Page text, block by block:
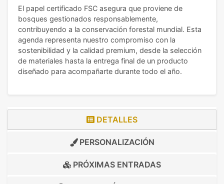
El papel certificado FSC asegura que proviene de
bosques gestionados responsablemente,
contribuyendo a la conservación forestal mundial. Esta
agenda representa nuestro compromiso con la
sostenibilidad y la calidad premium, desde la selección
de materiales hasta la entrega final de un producto
diseñado para acompañarte durante todo el año.
DETALLES
PERSONALIZACIÓN
PRÓXIMAS ENTRADAS